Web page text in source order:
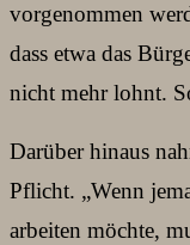
vorgenommen
dass etwa das
nicht mehr lohnt.
Darüber hinaus
Pflicht. „Wenn
arbeiten möchte,